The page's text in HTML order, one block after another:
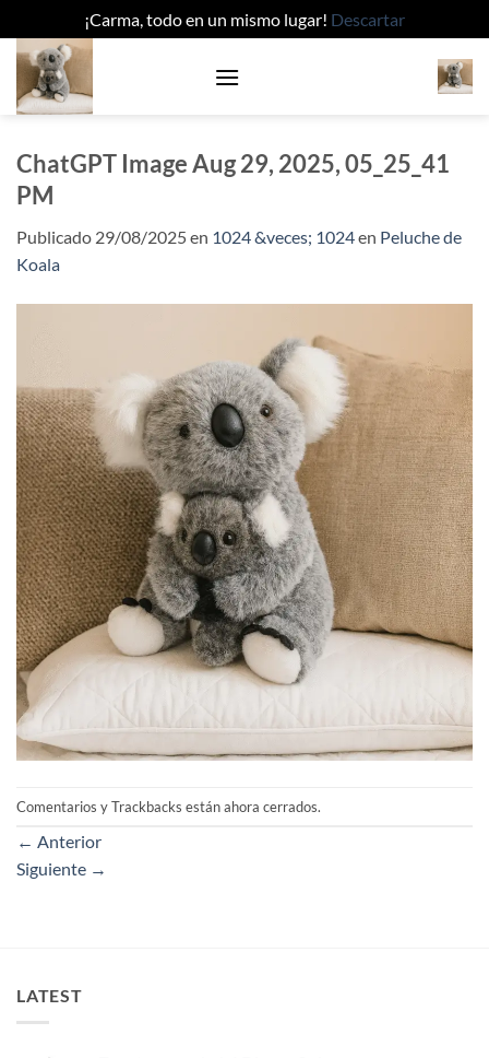
¡Carma, todo en un mismo lugar! Descartar
Saltar
contenido
ChatGPT Image Aug 29, 2025, 05_25_41
PM
Publicado 29/08/2025en 1024 &veces; 1024en Peluche de
Koala
Comentarios y Trackbacks están ahora cerrados.
← Anterior
Siguiente →
LATEST